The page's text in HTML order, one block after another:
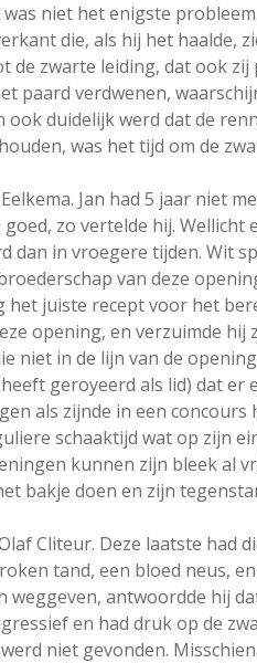
niet het enigste
die, als hij het haalde,
de zwarte leiding, dat ook
paard verdwenen,
duidelijk werd dat de
was het tijd om de
Jan had 5 jaar niet
zo vertelde hij. Wellicht
in vroegere tijden. Wit
van deze
juiste recept voor het
opening, en verzuimde hij
niet in de lijn van de
geroyeerd als lid) dat er
als zijnde in een concours
schaaktijd wat op zijn
kunnen zijn bleek al
bakje doen en zijn
Cliteur. Deze laatste had
tand, een bloed neus,
antwoordde hij
en had druk op de
niet gevonden.